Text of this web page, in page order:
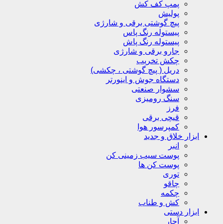
پمپ کف کش
پولیش
پیچ گوشتی برقی و شارژی
پیستوله رنگ پاس
پیستوله رنگ پاش
جارو برقی و شارژی
چکش تخریب
دریل ( پیچ گوشتی ، چکشی)
دستگاه جوش و اینورتر
سشوار صنعتی
سنگ رومیزی
فرز
قیچی برقی
کمپرسور هوا
ابزار خلاق و جدید
انبر
پوست سیب زمینی کن
پوست کن ها
توری
چاقو
چکمه
کش و طناب
ابزار دستی
آچار